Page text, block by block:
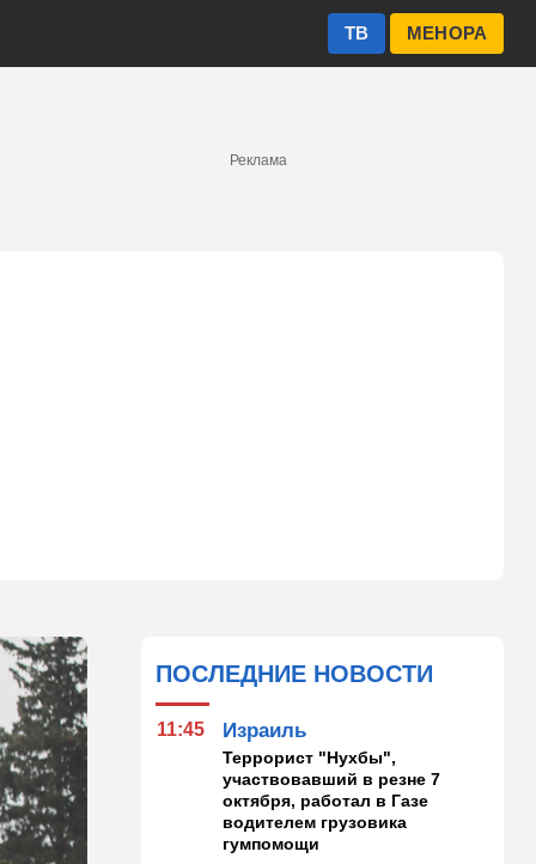
МЕНОРА
ТВ
Реклама
ПОСЛЕДНИЕ НОВОСТИ
11:45 Израиль
Террорист "Нухбы",
участвовавший в резне 7
октября, работал в Газе
водителем грузовика
гумпомощи